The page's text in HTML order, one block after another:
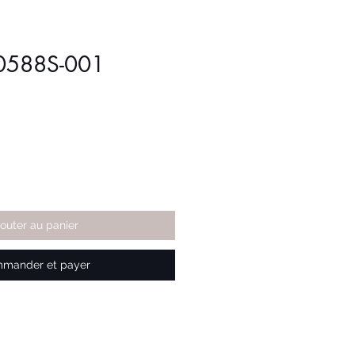
001
au panier
et payer